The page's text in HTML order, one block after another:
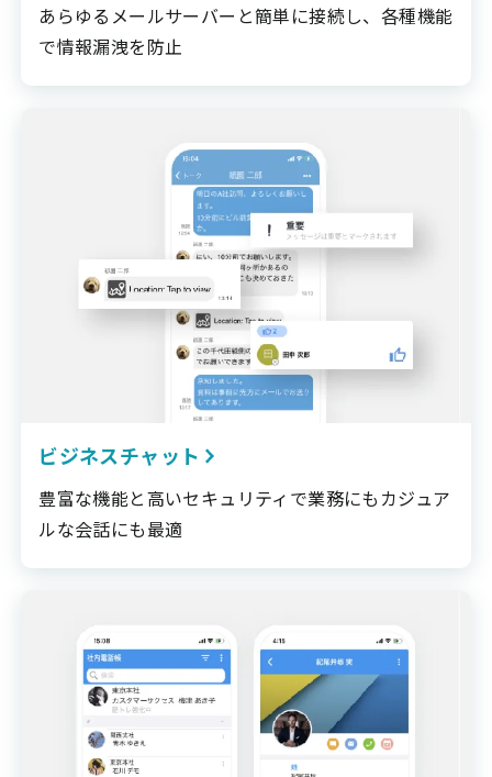
あらゆるメールサーバーと簡単に接続し、各種機能
で情報漏洩を防止
ビジネスチャット
豊富な機能と高いセキュリティで業務にもカジュア
ルな会話にも最適